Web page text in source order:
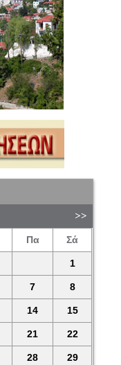
Πα Σά
1
7 8
14 15
21 22
28 29